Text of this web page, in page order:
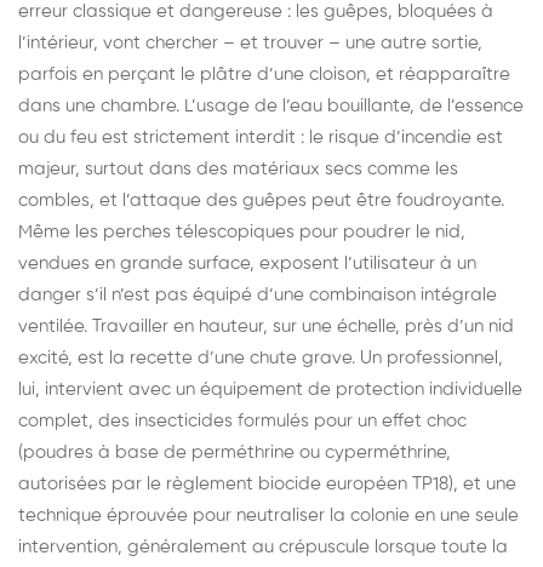
erreur classique et dangereuse : les guêpes, bloquées à
l’intérieur, vont chercher – et trouver – une autre sortie,
parfois en perçant le plâtre d’une cloison, et réapparaître
dans une chambre. L’usage de l’eau bouillante, de l’essence
ou du feu est strictement interdit : le risque d’incendie est
majeur, surtout dans des matériaux secs comme les
combles, et l’attaque des guêpes peut être foudroyante.
Même les perches télescopiques pour poudrer le nid,
vendues en grande surface, exposent l’utilisateur à un
danger s’il n’est pas équipé d’une combinaison intégrale
ventilée. Travailler en hauteur, sur une échelle, près d’un nid
excité, est la recette d’une chute grave. Un professionnel,
lui, intervient avec un équipement de protection individuelle
complet, des insecticides formulés pour un effet choc
(poudres à base de perméthrine ou cyperméthrine,
autorisées par le règlement biocide européen TP18), et une
technique éprouvée pour neutraliser la colonie en une seule
intervention, généralement au crépuscule lorsque toute la